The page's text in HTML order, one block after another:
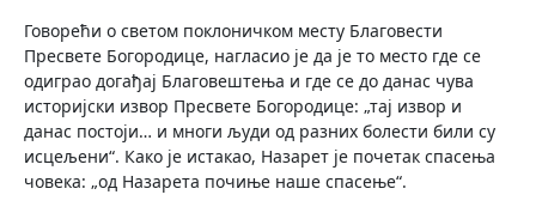
Говорећи о светом поклоничком месту Благовести
Пресвете Богородице, нагласио је да је то место где се
одиграо догађај Благовештења и где се до данас чува
историјски извор Пресвете Богородице: „тај извор и
данас постоји… и многи људи од разних болести били су
исцељени“. Како је истакао, Назарет је почетак спасења
човека: „од Назарета почиње наше спасење“.